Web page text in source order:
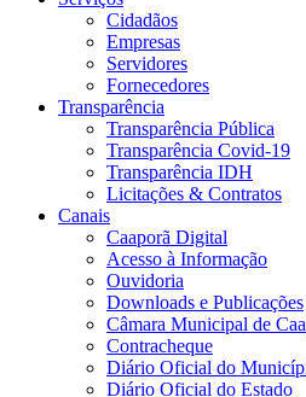
Cidadãos
Empresas
Servidores
Fornecedores
Transparência
Transparência Pública
Transparência Covid-19
Transparência IDH
Licitações & Contratos
Canais
Caaporã Digital
Acesso à Informação
Ouvidoria
Downloads e Publicações
Câmara Municipal de
Contracheque
Diário Oficial do
Diário Oficial do Estado